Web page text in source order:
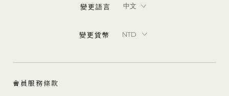
變更語言
變更貨幣
會員服務條款